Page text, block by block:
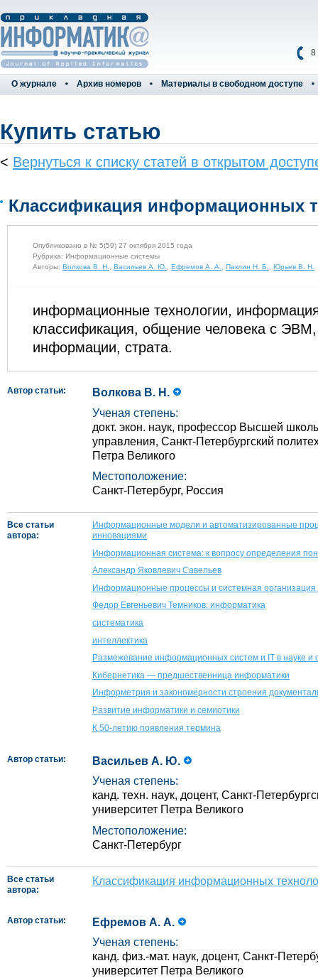
8
О журнале Архив номеров Материалы в свободном доступе
Купить статью
< Вернуться к списку статей в открытом
Классификация информационных
Опубликовано в № 5(59) 27 октября 2015 года
Рубрика: Информационные системы
Авторы: Волкова В. Н., Васильев А. Ю., Ефремов А. А., Паклин Н. Б., Юрьев В. Н.
информационные технологии,
классификация, общение человека с
информации, страта.
Автор статьи:
Волкова В. Н.
Ученая степень:
докт. экон. наук, профессор Высшей
управления, Санкт-Петербургский
Петра Великого
Местоположение:
Санкт-Петербург, Россия
Все статьи
автора:
Информационные модели и автоматизированные
инновациями
Информационная система: к вопросу определения
Александр Яковлевич Савельев
Информационные процессы и системная
Федор Евгеньевич Темников: информатика
систематика
интеллектика
Размежевание информационных систем и IT в науке и
Кибернетика — предшественница информатики
Информетрия и закономерности строения
Развитие информатики и семиотики
К 50‑летию появления термина
Автор статьи:
Васильев А. Ю.
Ученая степень:
канд. техн. наук, доцент, Санкт-
университет Петра Великого
Местоположение:
Санкт-Петербург
Все статьи
автора:
Классификация информационных
Автор статьи:
Ефремов А. А.
Ученая степень:
канд. физ.‑мат. наук, доцент, Санкт-
университет Петра Великого